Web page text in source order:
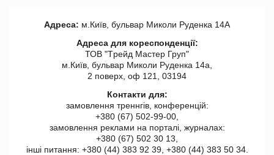
Адреса: м.Київ, бульвар Миколи Руденка 14А
Адреса для кореспонденції:
ТОВ "Tрейд Мастер Груп"
м.Київ, бульвар Миколи Руденка 14а,
2 поверх, оф 121, 03194
Контакти для:
замовлення треннгів, конференцій:
+380 (67) 502-99-00,
замовлення реклами на порталі, журналах:
+380 (67) 502 30 13,
інші питання: +380 (44) 383 92 39, +380 (44) 383 50 34.